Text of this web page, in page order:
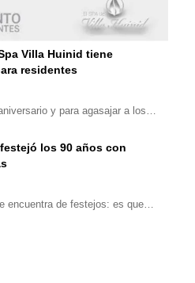
Villa Huinid tiene
residentes
y para agasajar a los…
los 90 años con
encuentra de festejos: es que…